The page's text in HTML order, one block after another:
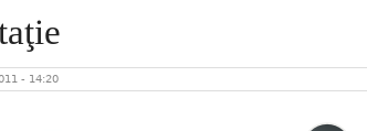
- 14:20